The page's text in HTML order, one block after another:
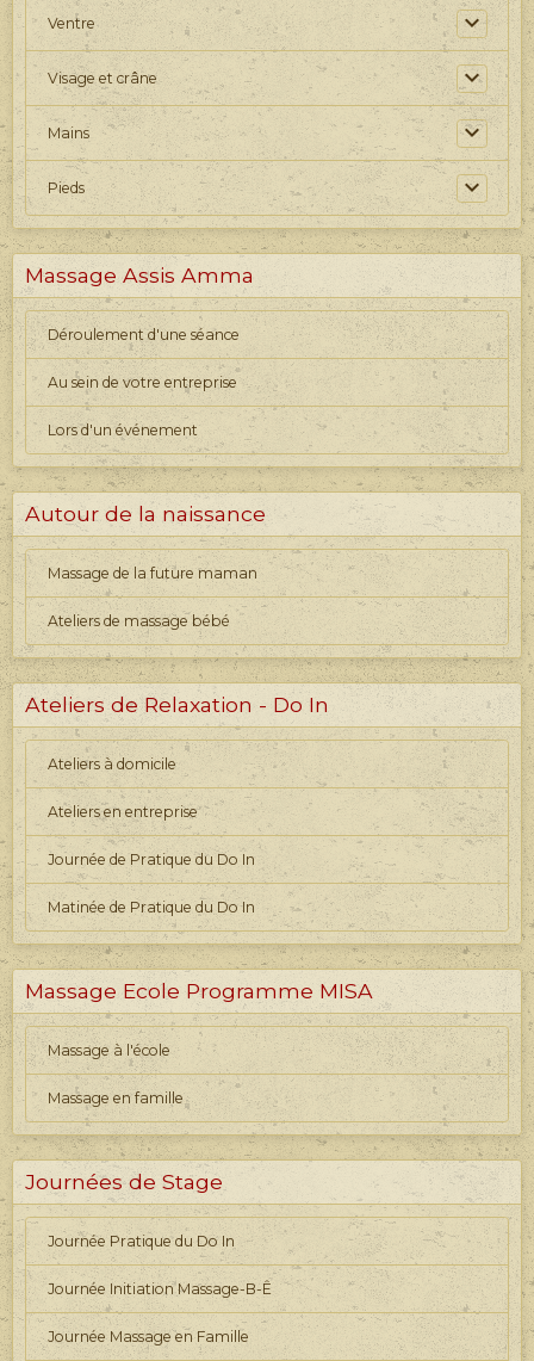
Ventre
Visage et crâne
Mains
Pieds
Massage Assis Amma
Déroulement d'une séance
Au sein de votre entreprise
Lors d'un événement
Autour de la naissance
Massage de la future maman
Ateliers de massage bébé
Ateliers de Relaxation - Do In
Ateliers à domicile
Ateliers en entreprise
Journée de Pratique du Do In
Matinée de Pratique du Do In
Massage Ecole Programme MISA
Massage à l'école
Massage en famille
Journées de Stage
Journée Pratique du Do In
Journée Initiation Massage-B-Ê
Journée Massage en Famille